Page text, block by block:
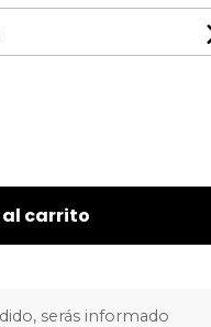
carrito
serás informado